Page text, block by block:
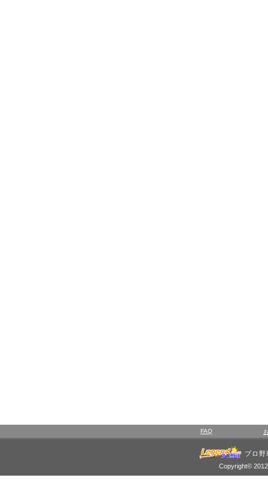
FAQ
プロ
Copyright©